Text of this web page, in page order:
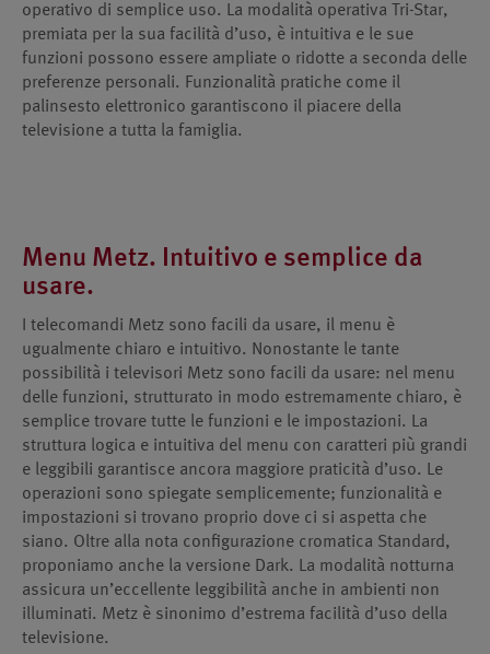
operativo di semplice uso. La modalità operativa Tri-Star,
premiata per la sua facilità d’uso, è intuitiva e le sue
funzioni possono essere ampliate o ridotte a seconda delle
preferenze personali. Funzionalità pratiche come il
palinsesto elettronico garantiscono il piacere della
televisione a tutta la famiglia.
Menu Metz. Intuitivo e semplice da
usare.
I telecomandi Metz sono facili da usare, il menu è
ugualmente chiaro e intuitivo. Nonostante le tante
possibilità i televisori Metz sono facili da usare: nel menu
delle funzioni, strutturato in modo estremamente chiaro, è
semplice trovare tutte le funzioni e le impostazioni. La
struttura logica e intuitiva del menu con caratteri più grandi
e leggibili garantisce ancora maggiore praticità d’uso. Le
operazioni sono spiegate semplicemente; funzionalità e
impostazioni si trovano proprio dove ci si aspetta che
siano. Oltre alla nota configurazione cromatica Standard,
proponiamo anche la versione Dark. La modalità notturna
assicura un’eccellente leggibilità anche in ambienti non
illuminati. Metz è sinonimo d’estrema facilità d’uso della
televisione.